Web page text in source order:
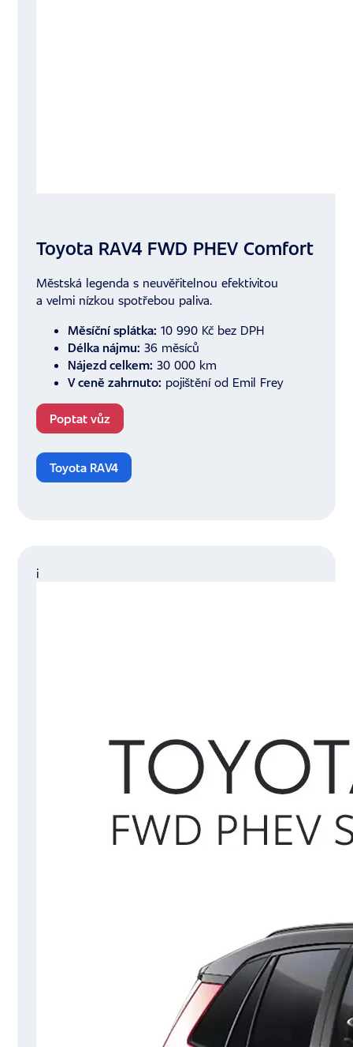
Toyota RAV4 FWD PHEV Comfort
Městská legenda s neuvěřitelnou efektivitou
a velmi nízkou spotřebou paliva.
Měsíční splátka: 10 990 Kč bez DPH
Délka nájmu: 36 měsíců
Nájezd celkem: 30 000 km
V ceně zahrnuto: pojištění od Emil Frey
Poptat vůz
Toyota RAV4
i